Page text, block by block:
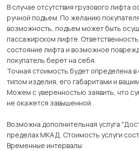
В случае отсутствия грузового лифта
ручной подъем. По желанию
возможность, подъем может быть
пассажирском лифте.
состояние лифта и возможное
покупатель берет на себя.
Точная стоимость будет определена в
типом изделия, его габаритами и
Можем с уверенностью заявить, что
не окажется завышенной.
Возможна дополнительная услуга
пределах МКАД. Стоимость услуги
Временные интервалы: